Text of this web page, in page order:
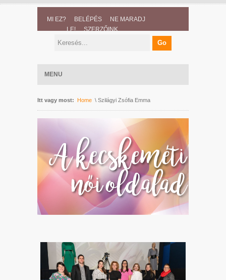
MI EZ? BELÉPÉS
NE MARADJ
LE!
SZERZŐINK
MENU
Itt vagy most: Home \ Szilágyi Zsófia Emma